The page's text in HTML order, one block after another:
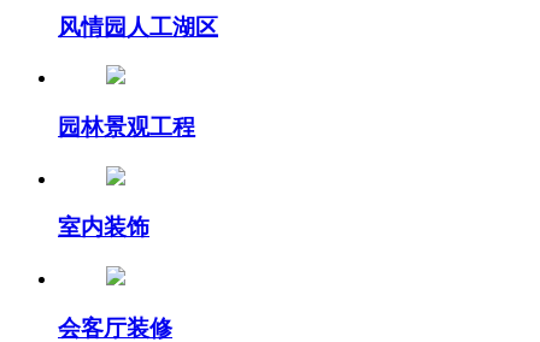
风情园人工湖区
园林景观工程
室内装饰
会客厅装修